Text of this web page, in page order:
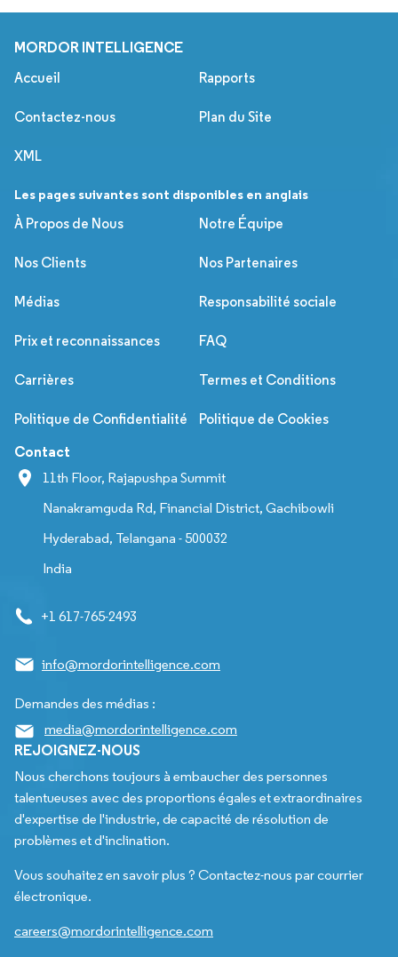
MORDOR INTELLIGENCE
Accueil Rapports
Contactez-nous Plan du Site
XML
Les pages suivantes sont disponibles en anglais
À Propos de Nous
Notre Équipe
Nos Clients Nos Partenaires
Médias Responsabilité sociale
Prix et reconnaissances FAQ
Carrières Termes et Conditions
Politique de Confidentialité Politique de Cookies
Contact
11th Floor, Rajapushpa Summit
Nanakramguda Rd, Financial District, Gachibowli
Hyderabad, Telangana - 500032
India
+1 617-765-2493
info@mordorintelligence.com
Demandes des médias :
media@mordorintelligence.com
REJOIGNEZ-NOUS
Nous cherchons toujours à embaucher des personnes
talentueuses avec des proportions égales et extraordinaires
d'expertise de l'industrie, de capacité de résolution de
problèmes et d'inclination.
Vous souhaitez en savoir plus ? Contactez-nous par courrier
électronique.
careers@mordorintelligence.com